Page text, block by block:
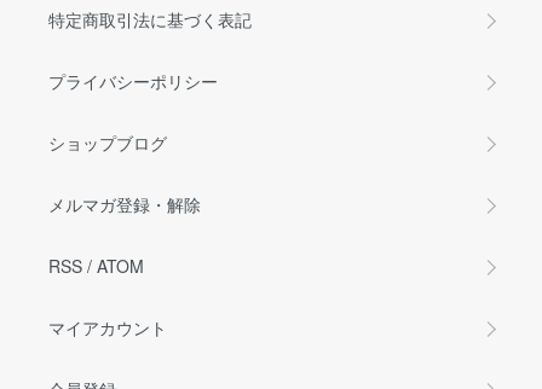
特定商取引法に基づく表記
プライバシーポリシー
ショップブログ
メルマガ登録・解除
RSS / ATOM
マイアカウント